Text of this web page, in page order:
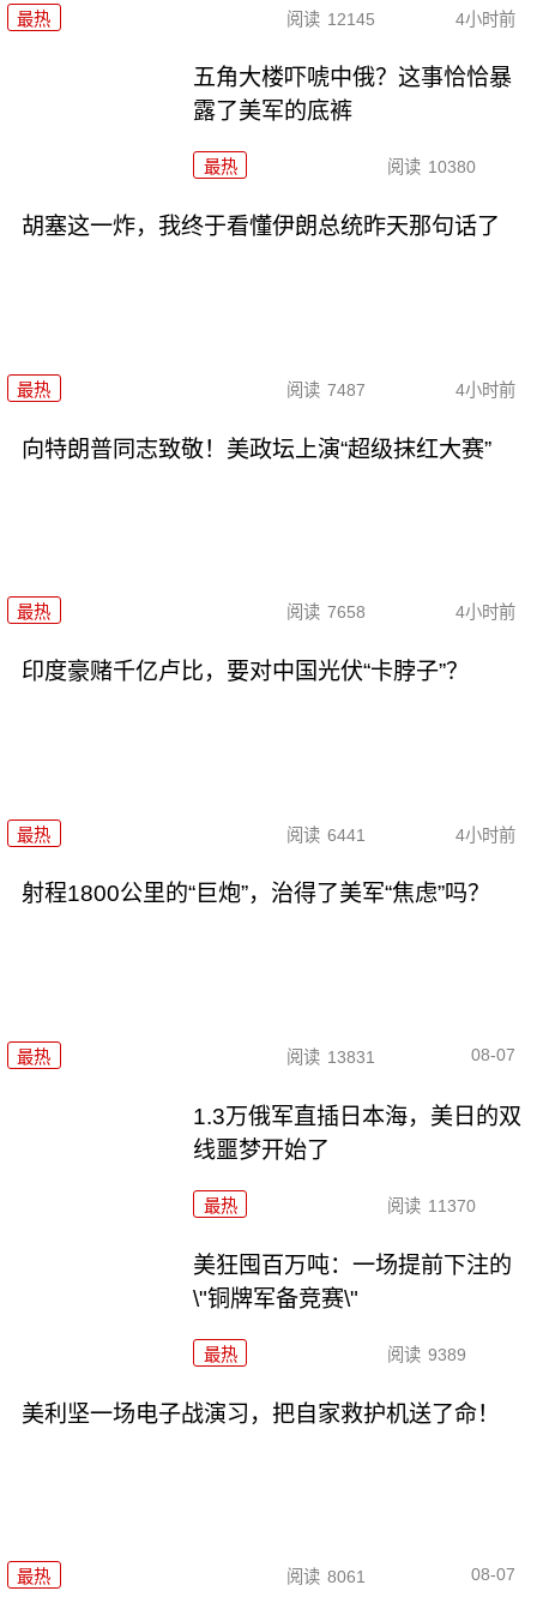
最热 阅读 12145 4小时前
五角大楼吓唬中俄？这事恰恰暴
露了美军的底裤
最热 阅读 10380
胡塞这一炸，我终于看懂伊朗总统昨天那句话了
最热 阅读 7487 4小时前
向特朗普同志致敬！美政坛上演“超级抹红大赛”
最热 阅读 7658 4小时前
印度豪赌千亿卢比，要对中国光伏“卡脖子”？
最热 阅读 6441 4小时前
射程1800公里的“巨炮”，治得了美军“焦虑”吗？
最热 阅读 13831 08-07
1.3万俄军直插日本海，美日的双
线噩梦开始了
最热 阅读 11370
美狂囤百万吨：一场提前下注的
\"铜牌军备竞赛\"
最热 阅读 9389
美利坚一场电子战演习，把自家救护机送了命！
最热 阅读 8061 08-07